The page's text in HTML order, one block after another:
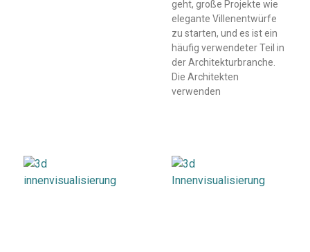
geht, große Projekte wie
elegante Villenentwürfe
zu starten, und es ist ein
häufig verwendeter Teil in
der Architekturbranche.
Die Architekten
verwenden